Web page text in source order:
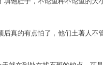
真的有点怕了，他们土著人不